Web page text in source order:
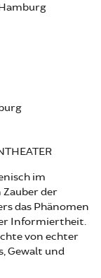
im
der
das Phänomen
Informiertheit.
von echter
Gewalt und